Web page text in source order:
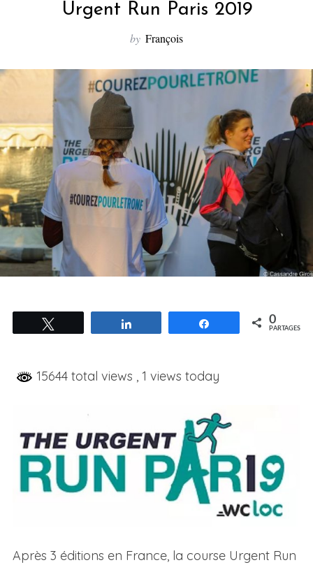
Urgent Run Paris 2019
by François
Partagez 0
PARTAGES
15644 total views , 1 views today
Après 3 éditions en France, la course Urgent Run